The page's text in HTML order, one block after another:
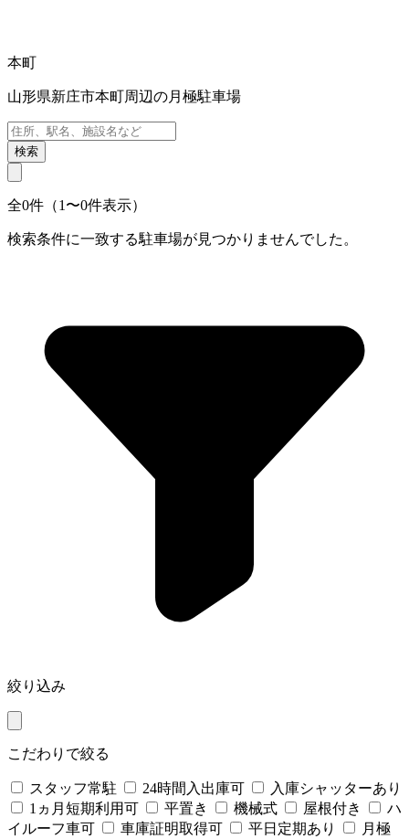
本町
山形県新庄市本町周辺の月極駐車場
検索
全0件（1〜0件表示）
検索条件に一致する駐車場が見つかりませんでした。
絞り込み
こだわりで絞る
スタッフ常駐 24時間入出庫可
入庫シャッターあり
1ヵ月短期利用可
平置き 機械式 屋根付き
ハ
イルーフ車可
車庫証明取得可 平日定期あり
月極